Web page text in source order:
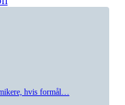
hvis formål…